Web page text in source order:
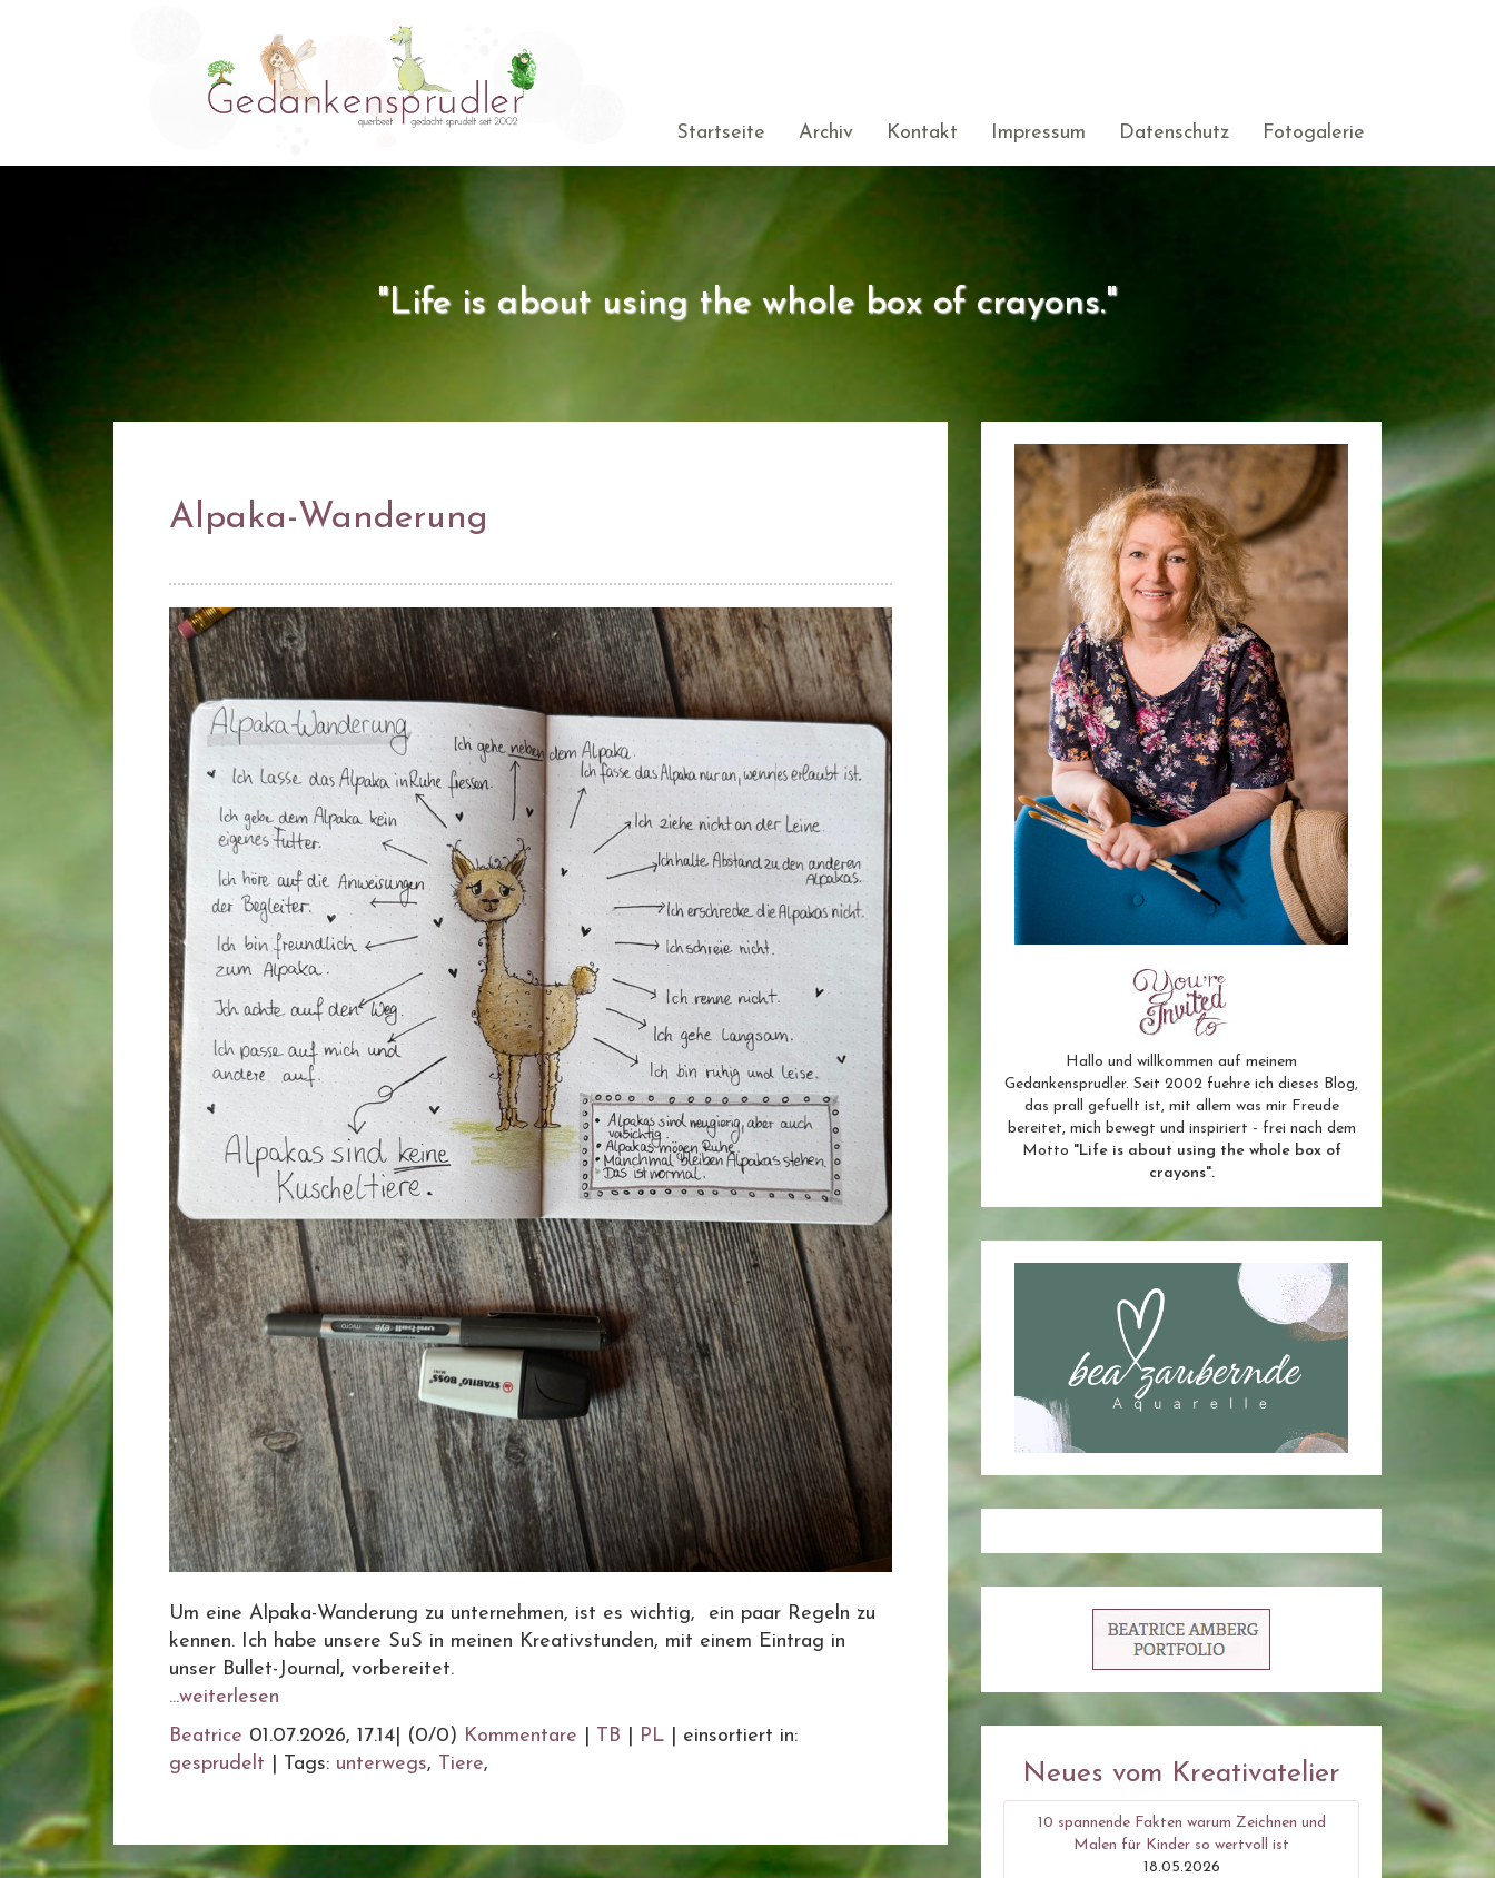
Startseite Archiv Kontakt Impressum Datenschutz Fotogalerie
"Life is about using the whole box of crayons."
Alpaka-Wanderung
Um eine Alpaka-Wanderung zu unternehmen, ist es wichtig, ein paar Regeln zu
kennen. Ich habe unsere SuS in meinen Kreativstunden, mit einem Eintrag in
unser Bullet-Journal, vorbereitet.
...weiterlesen
Beatrice 01.07.2026, 17.14 (0/0) Kommentare TB PL
einsortiert in:
gesprudelt
Tags: unterwegs, Tiere,
Hallo und willkommen auf meinem
Gedankensprudler. Seit 2002 fuehre ich dieses Blog,
das prall gefuellt ist, mit allem was mir Freude
bereitet, mich bewegt und inspiriert - frei nach dem
Motto "Life is about using the whole box of
crayons".
Neues vom Kreativatelier
10 spannende Fakten warum Zeichnen und
Malen für Kinder so wertvoll ist
18.05.2026